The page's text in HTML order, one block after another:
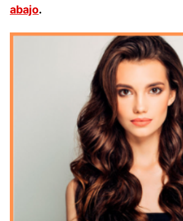
abajo.